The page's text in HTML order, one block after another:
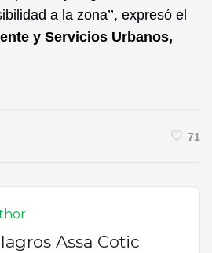
a la zona’’, expresó el
y Servicios Urbanos,
71
Assa Cotic